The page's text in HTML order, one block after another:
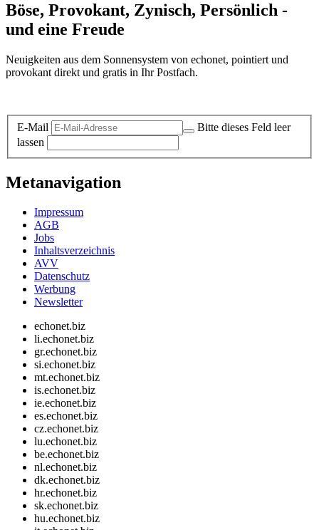
Böse, Provokant, Zynisch, Persönlich -
und eine Freude
Neuigkeiten aus dem Sonnensystem von echonet, pointiert und
provokant direkt und gratis in Ihr Postfach.
E-Mail
Bitte dieses Feld leer
lassen
Metanavigation
Impressum
AGB
Jobs
Inhaltsverzeichnis
AVV
Datenschutz
Werbung
Newsletter
echonet.biz
li.echonet.biz
gr.echonet.biz
si.echonet.biz
mt.echonet.biz
is.echonet.biz
ie.echonet.biz
es.echonet.biz
cz.echonet.biz
lu.echonet.biz
be.echonet.biz
nl.echonet.biz
dk.echonet.biz
hr.echonet.biz
sk.echonet.biz
hu.echonet.biz